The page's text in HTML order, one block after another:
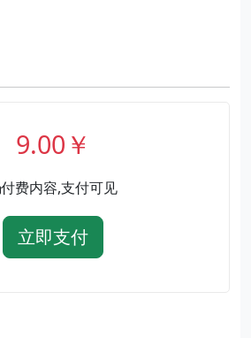
9.00￥
付费内容,支付可见
立即支付